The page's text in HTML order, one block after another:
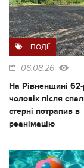
ПОДІЇ
06.08.26
На Рівненщині 62-
чоловік після
стерні потрапив в
реанімацію